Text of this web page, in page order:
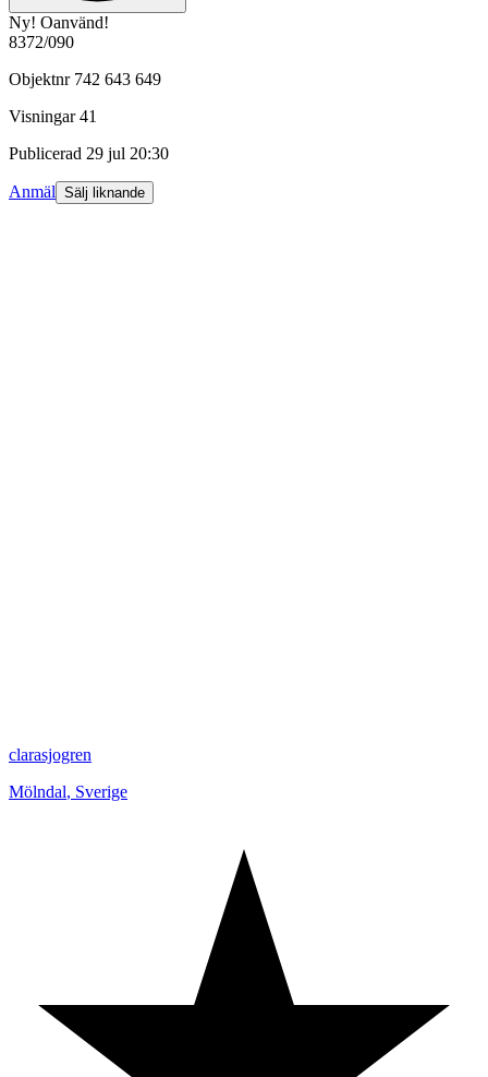
Ny! Oanvänd!
8372/090
Objektnr 742 643 649
Visningar 41
Publicerad 29 jul 20:30
Anmäl Sälj liknande
clarasjogren
Mölndal, Sverige